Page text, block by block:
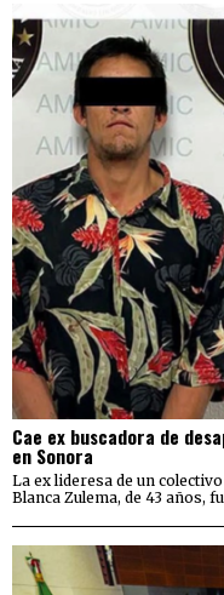
Cae ex buscadora de
en Sonora
La ex lideresa de un
Blanca Zulema, de 43 años,